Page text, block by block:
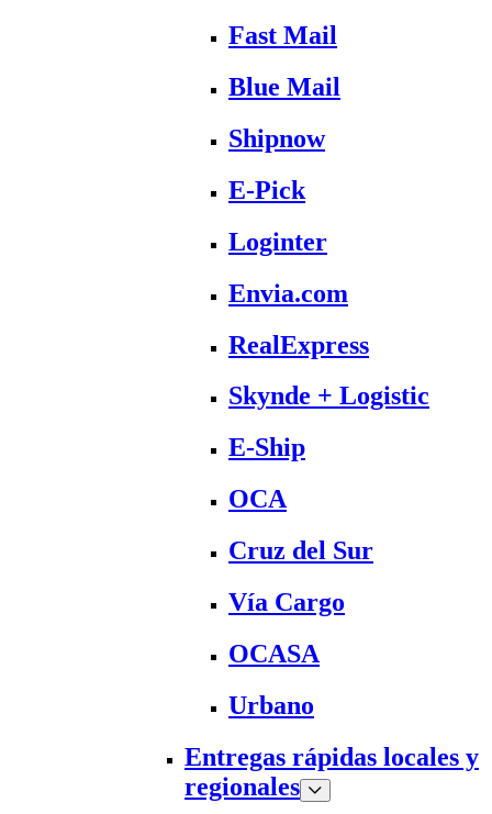
Fast Mail
Blue Mail
Shipnow
E-Pick
Loginter
Envia.com
RealExpress
Skynde + Logistic
E-Ship
OCA
Cruz del Sur
Vía Cargo
OCASA
Urbano
Entregas rápidas locales y
regionales